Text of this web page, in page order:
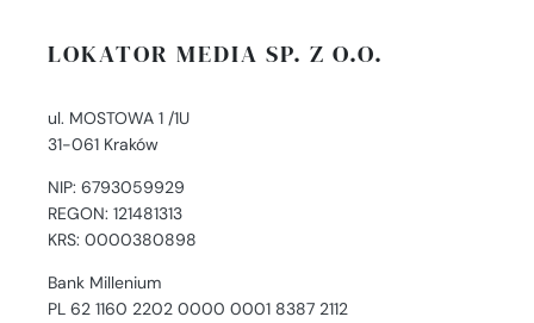
LOKATOR MEDIA SP. Z O.O.
ul. MOSTOWA 1 /1U
31-061 Kraków
NIP: 6793059929
REGON: 121481313
KRS: 0000380898
Bank Millenium
PL 62 1160 2202 0000 0001 8387 2112